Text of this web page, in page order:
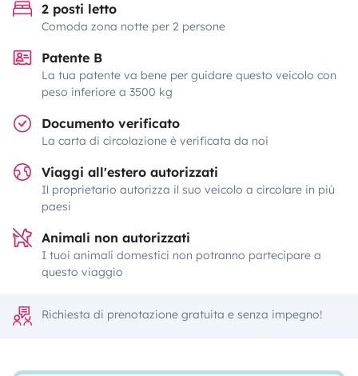
2 posti letto
Comoda zona notte per 2 persone
Patente B
La tua patente va bene per guidare questo veicolo con
peso inferiore a 3500 kg
Documento verificato
La carta di circolazione è verificata da noi
Viaggi all'estero autorizzati
Il proprietario autorizza il suo veicolo a circolare in più
paesi
Animali non autorizzati
I tuoi animali domestici non potranno partecipare a
questo viaggio
Richiesta di prenotazione gratuita e senza impegno!